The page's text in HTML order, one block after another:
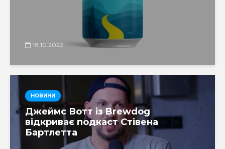
18.10.2022
НОВИНИ
Джеймс Вотт із Brewdog
відкриває подкаст Стівена
Бартлетта